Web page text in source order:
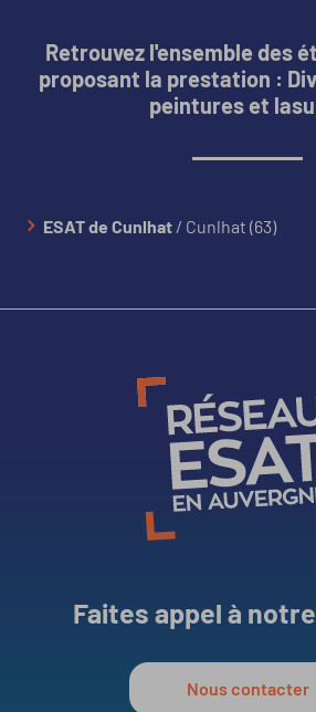
Retrouvez l'ensemble des
proposant la prestation :
peintures et
ESAT de Cunlhat / Cunlhat (63)
Faites appel à
Nous contacter